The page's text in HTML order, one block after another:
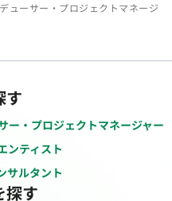
ューサー・プロジェクトマネージ
す
ー・プロジェクトマネージャー
ンティスト
サルタント
探す